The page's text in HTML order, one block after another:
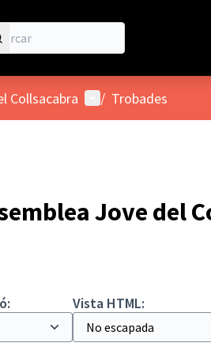
Collsacabra Menú d'usuari
/ Trobades
Jove del
Vista HTML: